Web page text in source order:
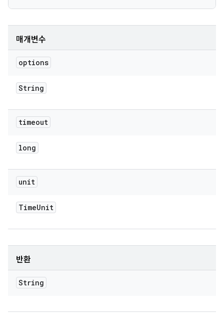
매개변수
options
String
timeout
long
unit
TimeUnit
반환
String